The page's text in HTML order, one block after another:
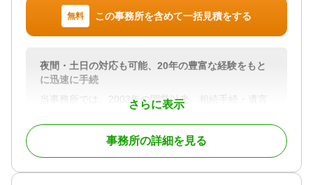
無料 この事務所を含めて一括見積をする
さらに表示
夜間・土日の対応も可能、20年の豊富な経験をもと
に迅速に手続
当事務所では、2003年の開業以来、相続手続・遺言
書作成に関して、様々なご相談・ご依頼に「迅速で
わかりやすく」お答えすべく日々業務を行っており
ます。予定がふさがっていない限り土日祝日・夜間
の対応も大歓迎です。どんな些細なことであっても
事務所の詳細を見る